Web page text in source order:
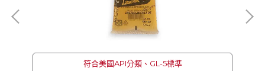
符合美國API分類、GL-5標準